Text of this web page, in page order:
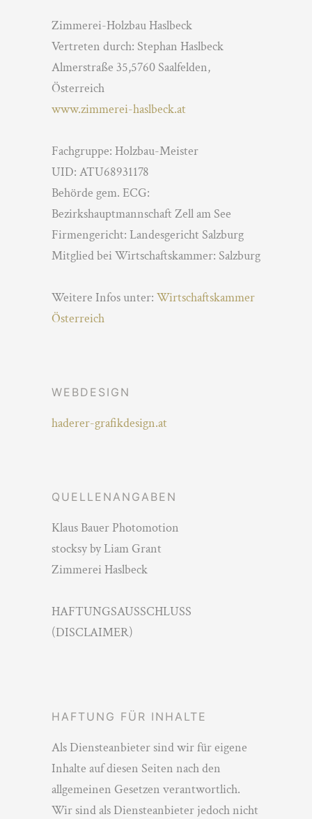
Zimmerei-Holzbau Haslbeck
Vertreten durch: Stephan Haslbeck
Almerstraße 35,5760 Saalfelden,
Österreich
www.zimmerei-haslbeck.at
Fachgruppe: Holzbau-Meister
UID: ATU68931178
Behörde gem. ECG:
Bezirkshauptmannschaft Zell am See
Firmengericht: Landesgericht Salzburg
Mitglied bei Wirtschaftskammer: Salzburg
Weitere Infos unter: Wirtschaftskammer
Österreich
WEBDESIGN
haderer-grafikdesign.at
QUELLENANGABEN
Klaus Bauer Photomotion
stocksy by Liam Grant
Zimmerei Haslbeck
HAFTUNGSAUSSCHLUSS
(DISCLAIMER)
HAFTUNG FÜR INHALTE
Als Diensteanbieter sind wir für eigene
Inhalte auf diesen Seiten nach den
allgemeinen Gesetzen verantwortlich.
Wir sind als Diensteanbieter jedoch nicht